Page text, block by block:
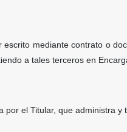
mediante contrato o
a tales terceros en
por el Titular, que administra